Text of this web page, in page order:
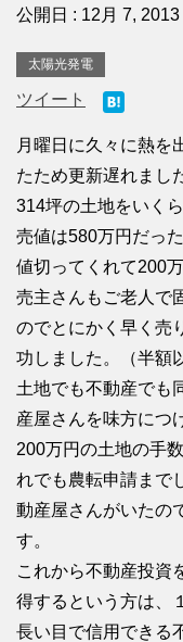
公開日 : 12月 7, 2013
太陽光発電
ツイート
月曜日に久々に熱を
たため更新遅れまし
314坪の土地をいく
売値は580万円だっ
値切ってくれて200万
売主さんもご老人で
のでとにかく早く売
功しました。（半額
土地でも不動産でも
産屋さんを味方につ
200万円の土地の手
れでも農転申請まで
動産屋さんがいたの
す。
これから不動産投資
得するという方は、
長い目で信用できる